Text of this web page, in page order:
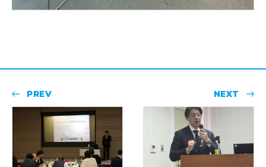
PREV NEXT